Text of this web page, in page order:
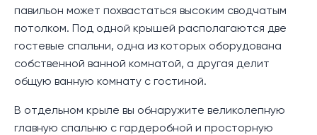
павильон может похвастаться высоким сводчатым
потолком. Под одной крышей располагаются две
гостевые спальни, одна из которых оборудована
собственной ванной комнатой, а другая делит
общую ванную комнату с гостиной.
В отдельном крыле вы обнаружите великолепную
главную спальню с гардеробной и просторную